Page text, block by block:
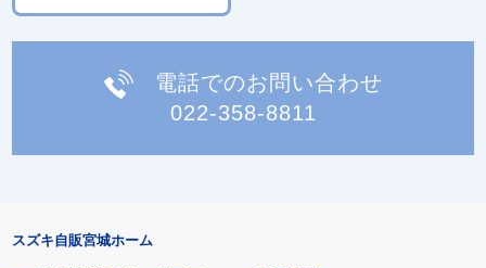
電話でのお問い合わせ
022-358-8811
スズキ自販宮城ホーム